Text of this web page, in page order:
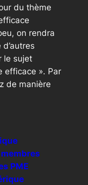
du thème
on rendra
le sujet
efficace ». Par
de manière
PME